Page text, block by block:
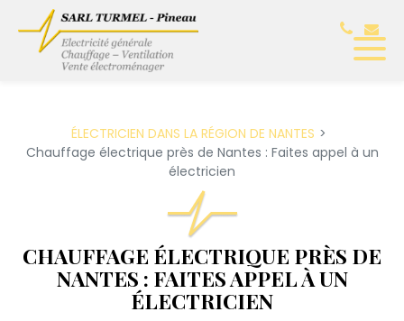
ÉLECTRICIEN DANS LA RÉGION DE NANTES
Chauffage électrique près de Nantes : Faites appel à un
électricien
CHAUFFAGE ÉLECTRIQUE PRÈS DE
NANTES : FAITES APPEL À UN
ÉLECTRICIEN
Panneau de gestion des cookies